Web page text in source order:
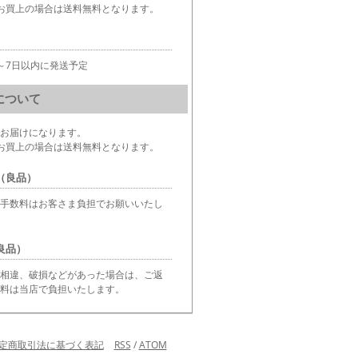
買上の場合は送料無料となります。
7日以内に発送予定
ついて
届けになります。
買上の場合は送料無料となります。
品）
数料はお客さま負担でお願いいたし
）
違、破損などがあった場合は、ご返
は当店で負担いたします。
商取引法に基づく表記 RSS /ATOM